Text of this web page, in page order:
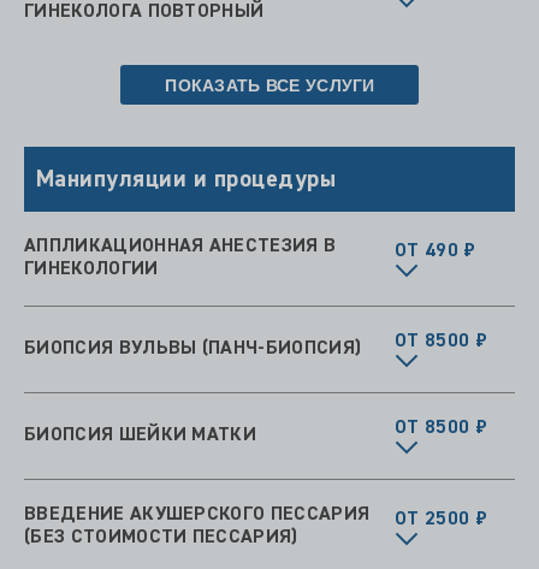
ГИНЕКОЛОГА ПОВТОРНЫЙ
ПОКАЗАТЬ ВСЕ УСЛУГИ
Манипуляции и процедуры
АППЛИКАЦИОННАЯ АНЕСТЕЗИЯ В
ГИНЕКОЛОГИИ
ОТ 490 ₽
БИОПСИЯ ВУЛЬВЫ (ПАНЧ-БИОПСИЯ) ОТ 8500 ₽
БИОПСИЯ ШЕЙКИ МАТКИ ОТ 8500 ₽
ВВЕДЕНИЕ АКУШЕРСКОГО ПЕССАРИЯ
(БЕЗ СТОИМОСТИ ПЕССАРИЯ)
ОТ 2500 ₽